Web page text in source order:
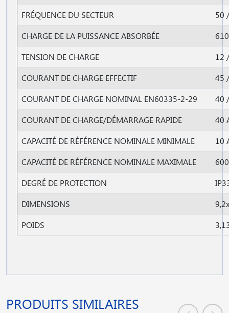
FRÉQUENCE DU SECTEUR
50
CHARGE DE LA PUISSANCE ABSORBÉE
TENSION DE CHARGE
12
COURANT DE CHARGE EFFECTIF
45
COURANT DE CHARGE NOMINAL EN60335-2-29
40
COURANT DE CHARGE/DÉMARRAGE RAPIDE
40
CAPACITÉ DE RÉFÉRENCE NOMINALE MINIMALE
10
CAPACITÉ DE RÉFÉRENCE NOMINALE MAXIMALE
DEGRÉ DE PROTECTION
DIMENSIONS
POIDS
PRODUITS SIMILAIRES